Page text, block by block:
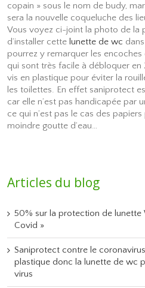
copain » sous le nom de budy,
sera la nouvelle coqueluche des
Vous voyez ci-joint la photo de la
d’installer cette lunette de wc
pourrez y remarquer les
qui sont très facile à débloquer en
vis en plastique pour éviter la
les toilettes. En effet saniprotect
car elle n’est pas handicapée par
ce qui n’est pas le cas des
moindre goutte d’eau…
Articles du blog
50% sur la protection de lunette
Covid »
Saniprotect contre le
plastique donc la lunette de wc
virus